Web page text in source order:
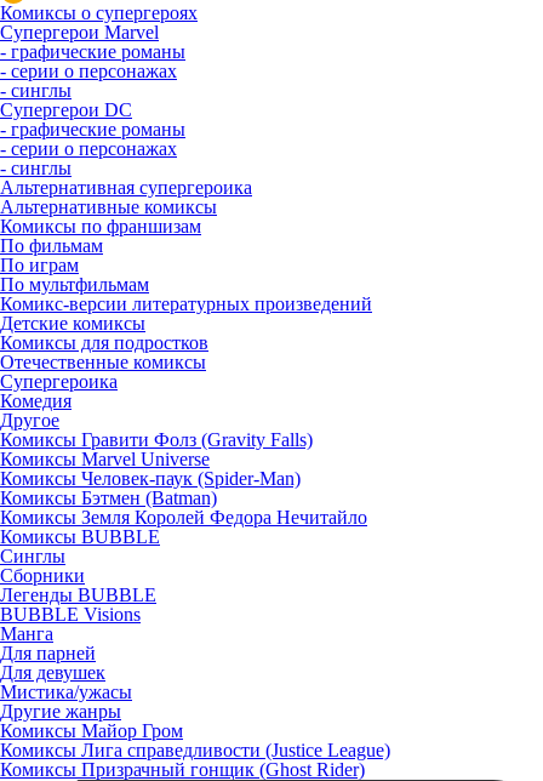
Комиксы о супергероях
Супергерои Marvel
- графические романы
- серии о персонажах
- синглы
Супергерои DC
- графические романы
- серии о персонажах
- синглы
Альтернативная супергероика
Альтернативные комиксы
Комиксы по франшизам
По фильмам
По играм
По мультфильмам
Комикс-версии литературных произведений
Детские комиксы
Комиксы для подростков
Отечественные комиксы
Супергероика
Комедия
Другое
Комиксы Гравити Фолз (Gravity Falls)
Комиксы Marvel Universe
Комиксы Человек-паук (Spider-Man)
Комиксы Бэтмен (Batman)
Комиксы Земля Королей Федора Нечитайло
Комиксы BUBBLE
Синглы
Сборники
Легенды BUBBLE
BUBBLE Visions
Манга
Для парней
Для девушек
Мистика/ужасы
Другие жанры
Комиксы Майор Гром
Комиксы Лига справедливости (Justice League)
Комиксы Призрачный гонщик (Ghost Rider)